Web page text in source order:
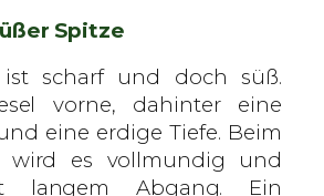
Spitze
ist scharf und doch süß.
vorne, dahinter eine
eine erdige Tiefe. Beim
wird es vollmundig und
langem Abgang. Ein